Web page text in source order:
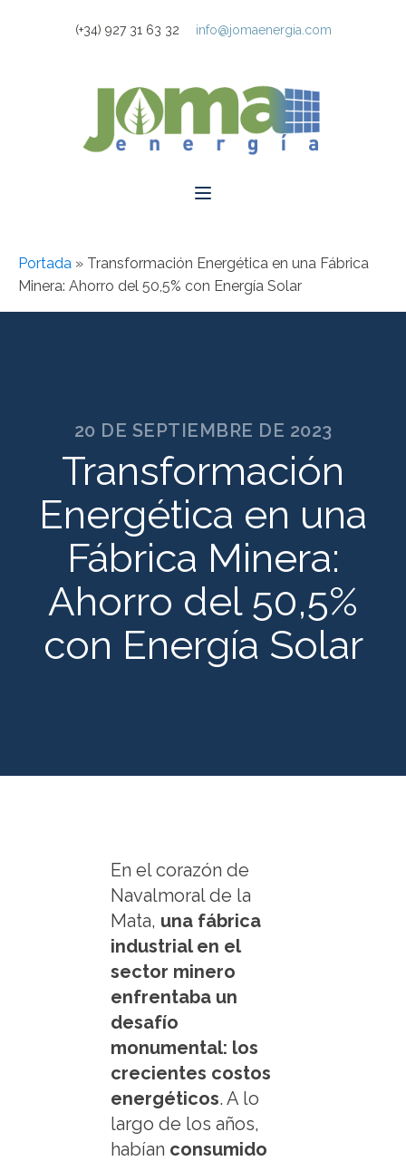
(+34) 927 31 63 32 info@jomaenergia.com
Portada » Transformación Energética en una Fábrica
Minera: Ahorro del 50,5% con Energía Solar
20 DE SEPTIEMBRE DE 2023
Transformación
Energética en una
Fábrica Minera:
Ahorro del 50,5%
con Energía Solar
En el corazón de
Navalmoral de la
Mata, una fábrica
industrial en el
sector minero
enfrentaba un
desafío
monumental: los
crecientes costos
energéticos. A lo
largo de los años,
habían consumido